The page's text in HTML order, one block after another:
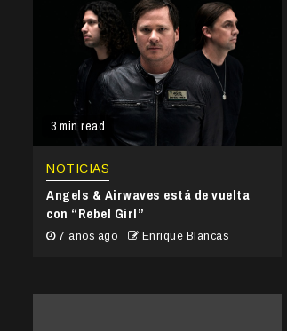
3 min read
NOTICIAS
Angels & Airwaves está de vuelta
con “Rebel Girl”
7 años ago Enrique Blancas